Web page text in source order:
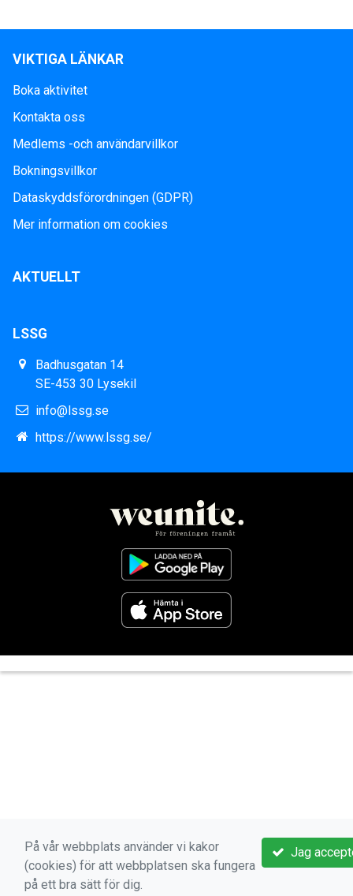
VIKTIGA LÄNKAR
Boka aktivitet
Kontakta oss
Medlems -och användarvillkor
Bokningsvillkor
Dataskyddsförordningen (GDPR)
Mer information om cookies
AKTUELLT
LSSG
Badhusgatan 14
SE-453 30 Lysekil
info@lssg.se
https://www.lssg.se/
Jag
På vår webbplats använder vi kakor
(cookies) för att webbplatsen ska fungera
på ett bra sätt för dig.